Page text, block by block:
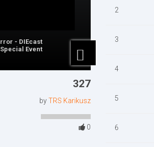
- DIEcast
Event
327
byTRS Karikusz
0
2
3
4
5
6